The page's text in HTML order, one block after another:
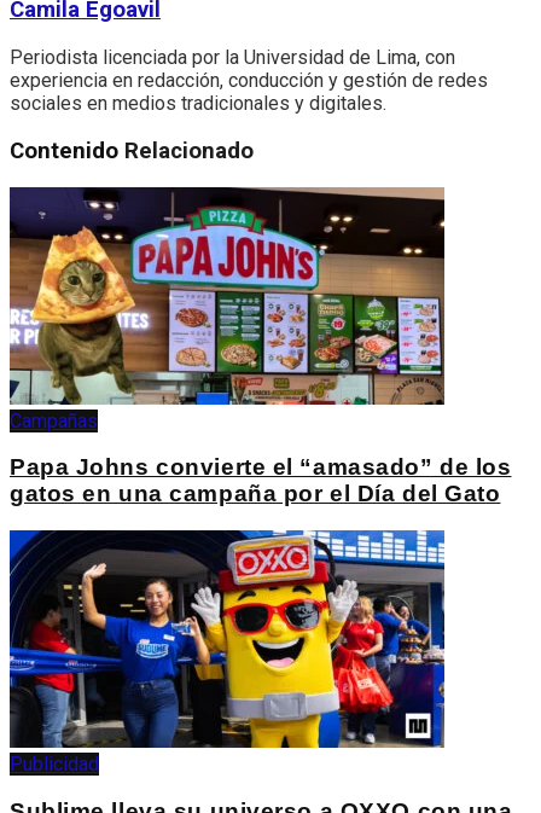
Camila Egoavil
Periodista licenciada por la Universidad de Lima, con
experiencia en redacción, conducción y gestión de redes
sociales en medios tradicionales y digitales.
Contenido Relacionado
Campañas
Papa Johns convierte el “amasado” de los
gatos en una campaña por el Día del Gato
Publicidad